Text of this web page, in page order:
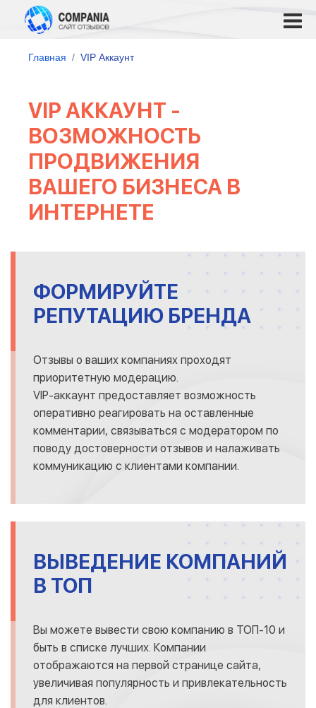
Главная VIP Аккаунт
VIP АККАУНТ -
ВОЗМОЖНОСТЬ
ПРОДВИЖЕНИЯ
ВАШЕГО БИЗНЕСА В
ИНТЕРНЕТЕ
ФОРМИРУЙТЕ
РЕПУТАЦИЮ БРЕНДА
Отзывы о ваших компаниях проходят
приоритетную модерацию.
VIP-аккаунт предоставляет возможность
оперативно реагировать на оставленные
комментарии, связываться с модератором по
поводу достоверности отзывов и налаживать
коммуникацию с клиентами компании.
ВЫВЕДЕНИЕ КОМПАНИЙ
В ТОП
Вы можете вывести свою компанию в ТОП-10 и
быть в списке лучших. Компании
отображаются на первой странице сайта,
увеличивая популярность и привлекательность
для клиентов.